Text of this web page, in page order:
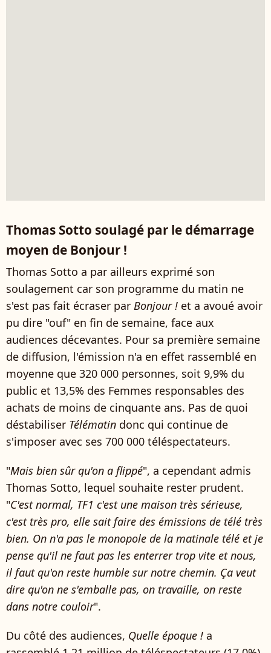
Thomas Sotto soulagé par le démarrage
moyen de Bonjour !
Thomas Sotto a par ailleurs exprimé son
soulagement car son programme du matin ne
s'est pas fait écraser par Bonjour ! et a avoué avoir
pu dire "ouf" en fin de semaine, face aux
audiences décevantes. Pour sa première semaine
de diffusion, l'émission n'a en effet rassemblé en
moyenne que 320 000 personnes, soit 9,9% du
public et 13,5% des Femmes responsables des
achats de moins de cinquante ans. Pas de quoi
déstabiliser Télématin donc qui continue de
s'imposer avec ses 700 000 téléspectateurs.
"Mais bien sûr qu'on a flippé", a cependant admis
Thomas Sotto, lequel souhaite rester prudent.
"C'est normal, TF1 c'est une maison très sérieuse,
c'est très pro, elle sait faire des émissions de télé très
bien. On n'a pas le monopole de la matinale télé et je
pense qu'il ne faut pas les enterrer trop vite et nous,
il faut qu'on reste humble sur notre chemin. Ça veut
dire qu'on ne s'emballe pas, on travaille, on reste
dans notre couloir".
Du côté des audiences, Quelle époque ! a